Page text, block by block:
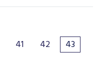
41 42 43